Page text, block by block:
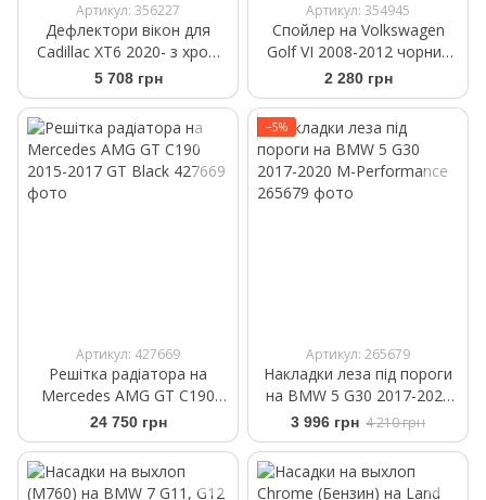
Артикул: 356227
Дефлектори вікон для
Cadillac XT6 2020- з хром
молдингом WELLvisors 3-
847CA011
5 708 грн
Артикул: 354945
Спойлер на Volkswagen
Golf VI 2008-2012 чорний
глянець
2 280 грн
Артикул: 427669
Решітка радіатора на
Mercedes AMG GT C190
2015-2017 GT Black
24 750 грн
−5%
Артикул: 265679
Накладки леза під пороги
на BMW 5 G30 2017-2020
M-Performance
3 996 грн 4 210 грн